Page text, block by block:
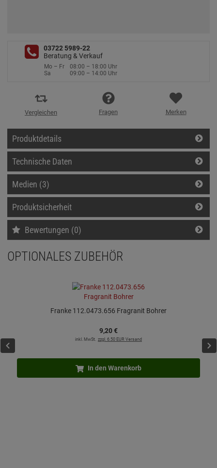
03722 5989-22
Beratung & Verkauf
Mo – Fr
08:00 – 18:00 Uhr
Sa
09:00 – 14:00 Uhr
Vergleichen Fragen Merken
Produktdetails
Technische Daten
Medien (3)
Produktsicherheit
Bewertungen (0)
OPTIONALES ZUBEHÖR
Franke 112.0473.656 Fragranit Bohrer
9,20€
inkl. MwSt. zzgl. 6.50 EUR Versand
In den Warenkorb